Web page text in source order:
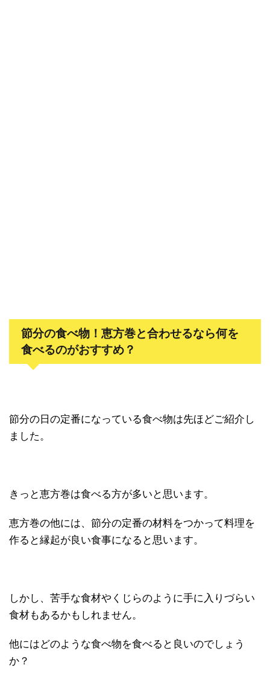
節分の食べ物！恵方巻と合わせるなら何を
食べるのがおすすめ？
節分の日の定番になっている食べ物は先ほどご紹介し
ました。
きっと恵方巻は食べる方が多いと思います。
恵方巻の他には、節分の定番の材料をつかって料理を
作ると縁起が良い食事になると思います。
しかし、苦手な食材やくじらのように手に入りづらい
食材もあるかもしれません。
他にはどのような食べ物を食べると良いのでしょう
か？